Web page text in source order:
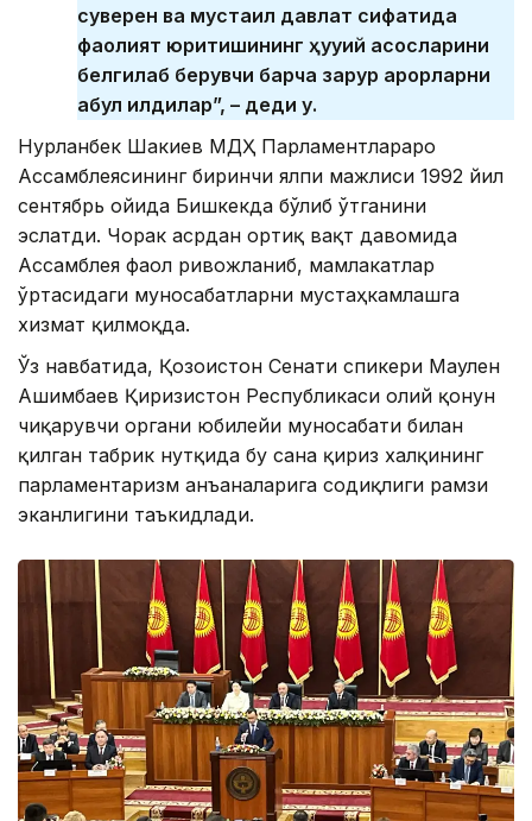
суверен ва мустақил давлат сифатида
фаолият юритишининг ҳуқуқий асосларини
белгилаб берувчи барча зарур қарорларни
қабул қилдилар”, – деди у.
Нурланбек Шакиев МДҲ Парламентлараро
Ассамблеясининг биринчи ялпи мажлиси 1992 йил
сентябрь ойида Бишкекда бўлиб ўтганини
эслатди. Чорак асрдан ортиқ вақт давомида
Ассамблея фаол ривожланиб, мамлакатлар
ўртасидаги муносабатларни мустаҳкамлашга
хизмат қилмоқда.
Ўз навбатида, Қозоғистон Сенати спикери Маулен
Ашимбаев Қирғизистон Республикаси олий қонун
чиқарувчи органи юбилейи муносабати билан
қилган табрик нутқида бу сана қирғиз халқининг
парламентаризм анъаналарига содиқлиги рамзи
эканлигини таъкидлади.